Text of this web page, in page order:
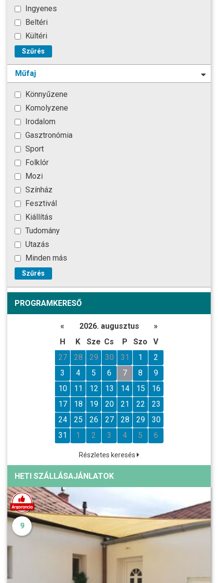
Ingyenes
Beltéri
Kültéri
Szűrés
Műfaj
Könnyűzene
Komolyzene
Irodalom
Gasztronómia
Sport
Folklór
Mozi
Színház
Fesztivál
Kiállítás
Tudomány
Utazás
Minden más
Szűrés
PROGRAMKERESŐ
« 2026. augusztus
»
H
K Sze Cs P Szo
V
27
28 29 30 31 1
2
3
4 5 6 7 8
9
10
11 12 13 14 15
16
17
18 19 20 21 22
23
24
25 26 27 28 29
30
31
1 2 3 4 5 6
Részletes keresés
HETI SZÁLLÁSAJÁNLATOK
9